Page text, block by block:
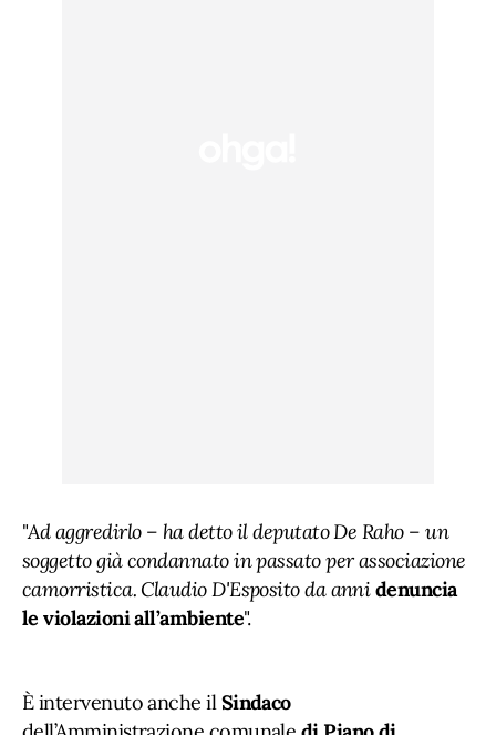
"Ad aggredirlo – ha detto il deputato De Raho – un
soggetto già condannato in passato per associazione
camorristica. Claudio D'Esposito da annidenuncia
le violazioni all’ambiente".
È intervenuto anche ilSindaco